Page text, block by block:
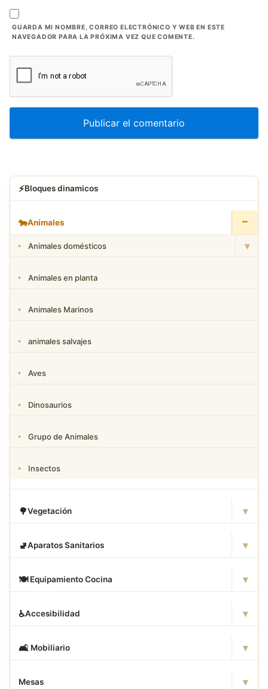
GUARDA MI NOMBRE, CORREO ELECTRÓNICO Y WEB EN ESTE
NAVEGADOR PARA LA PRÓXIMA VEZ QUE COMENTE.
⚡Bloques dinamicos
🐄Animales −
Animales domésticos ▾
Animales en planta
Animales Marinos
animales salvajes
Aves
Dinosaurios
Grupo de Animales
Insectos
🌳Vegetación ▾
🚽Aparatos Sanitarios ▾
🍽️ Equipamiento Cocina ▾
♿Accesibilidad ▾
🛋 ️ Mobiliario ▾
Mesas ▾